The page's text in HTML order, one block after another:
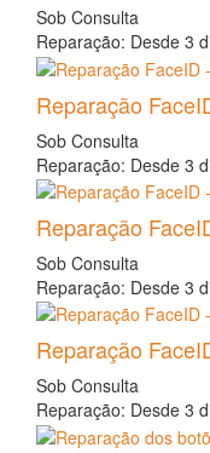
Sob Consulta
Reparação: Desde 3
Reparação
Sob Consulta
Reparação: Desde 3
Reparação
Sob Consulta
Reparação: Desde 3
Reparação
Sob Consulta
Reparação: Desde 3